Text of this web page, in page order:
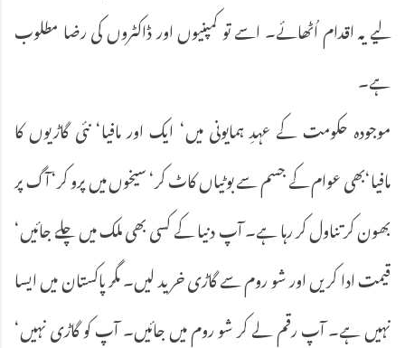
لیے یہ اقدام اُٹھائے۔ اسے تو کمپنیوں اور ڈاکٹروں کی رضا مطلوب
ہے۔
موجودہ حکومت کے عہدِ ہمایونی میں‘ ایک اور مافیا‘ نئی گاڑیوں کا
مافیا‘بھی عوام کے جسم سے بوٹیاں کاٹ کر‘ سیخوں میں پرو کر‘ آگ پر
بھون کر تناول کر رہا ہے۔ آپ دنیا کے کسی بھی ملک میں چلے جائیں‘
قیمت ادا کریں اور شو روم سے گاڑی خرید لیں۔ مگر پاکستان میں ایسا
نہیں ہے۔ آپ رقم لے کر شو روم میں جائیں۔ آپ کو گاڑی نہیں‘